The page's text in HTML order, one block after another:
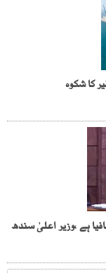
کا شکوہ
ہے ،وزیر اعلیٰ سندھ